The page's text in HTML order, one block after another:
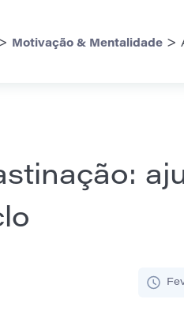
Motivação & Mentalidade>